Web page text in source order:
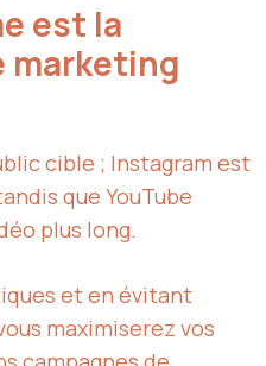
est la
marketing
cible ; Instagram est
que YouTube
plus long.
et en évitant
maximiserez vos